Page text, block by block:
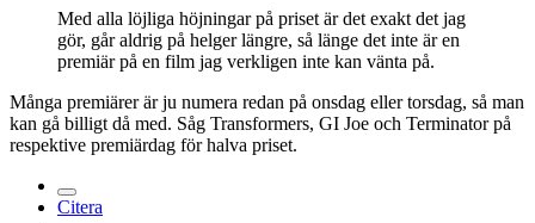
Med alla löjliga höjningar på priset är det exakt det jag
gör, går aldrig på helger längre, så länge det inte är en
premiär på en film jag verkligen inte kan vänta på.
Många premiärer är ju numera redan på onsdag eller torsdag, så man
kan gå billigt då med. Såg Transformers, GI Joe och Terminator på
respektive premiärdag för halva priset.
Citera